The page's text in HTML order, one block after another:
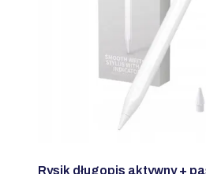
Rysik długopis aktywny +